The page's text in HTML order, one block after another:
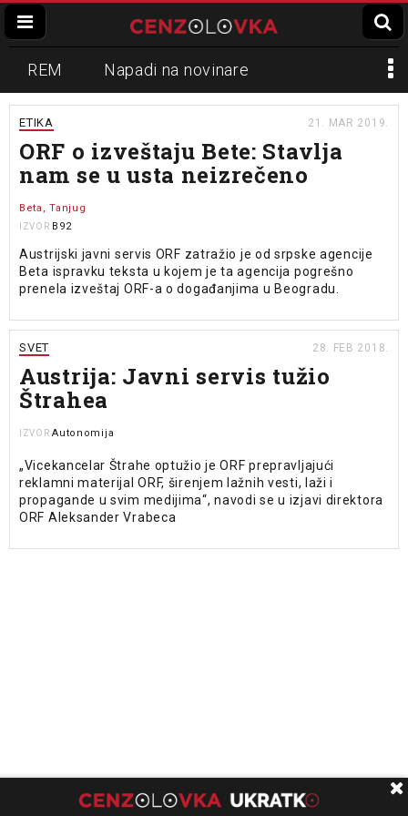
REM Napadi na novinare
Zvučni top
Propaganda Lokalni mediji
Informer
ETIKA 21. MAR 2019.
ORF o izveštaju Bete: Stavlja
nam se u usta neizrečeno
Beta, Tanjug
IZVOR B92
Austrijski javni servis ORF zatražio je od srpske agencije
Beta ispravku teksta u kojem je ta agencija pogrešno
prenela izveštaj ORF-a o događanjima u Beogradu.
SVET 28. FEB 2018.
Austrija: Javni servis tužio
Štrahea
IZVOR Autonomija
„Vicekancelar Štrahe optužio je ORF prepravljajući
reklamni materijal ORF, širenjem lažnih vesti, laži i
propagande u svim medijima“, navodi se u izjavi direktora
ORF Aleksander Vrabeca